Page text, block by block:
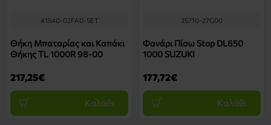
41540-02FA0-SET
Θήκη Μπαταρίας και Καπάκι
Θήκης TL 1000R 98-00
217,25€
Καλάθι
35710-27G00
Φανάρι Πίσω Stop DL650
1000 SUZUKI
177,72€
Καλάθι